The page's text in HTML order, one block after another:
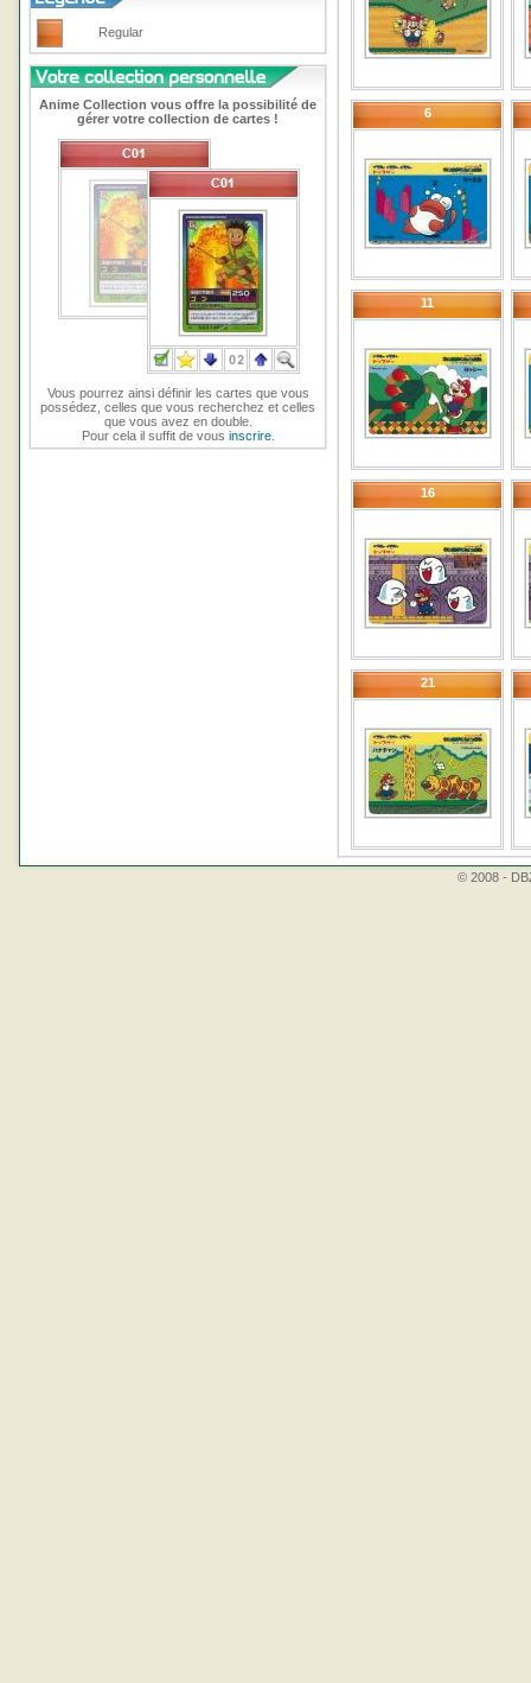
Regular
Anime Collection vous offre la possibilité de
gérer votre collection de cartes !
Vous pourrez ainsi définir les cartes que vous
possédez, celles que vous recherchez et celles
que vous avez en double.
Pour cela il suffit de vous inscrire.
6
11
16
21
© 2008 -